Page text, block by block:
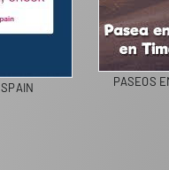
LIVING IN SPAIN